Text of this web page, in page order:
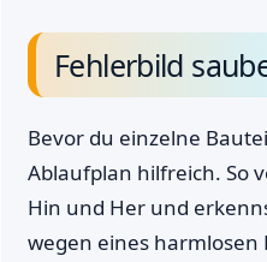
Fehlerbild
Bevor du einzelne
Ablaufplan hilfreich. So
Hin und Her und
wegen eines harmlosen